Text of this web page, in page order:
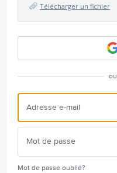
Télécharger un fichier
ou
Mot de passe oublié?